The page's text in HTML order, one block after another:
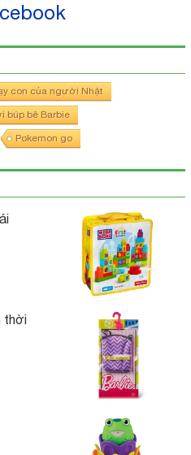
con của người Nhật
búp bê Barbie
Pokemon go
thời